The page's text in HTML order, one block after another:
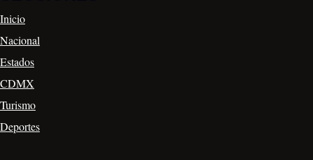
Inicio
Nacional
Estados
CDMX
Turismo
Deportes